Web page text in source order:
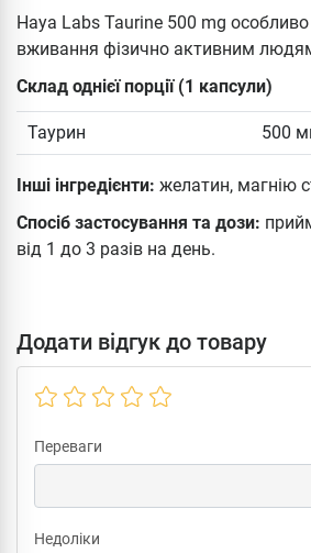
Haya Labs Taurine 500 mg
вживання фізично активним
Склад однієї порції (1 капсули)
Таурин 500
Інші інгредієнти: желатин, магнію
Спосіб застосування та дози:
від 1 до 3 разів на день.
Додати відгук до товару
Переваги
Недоліки